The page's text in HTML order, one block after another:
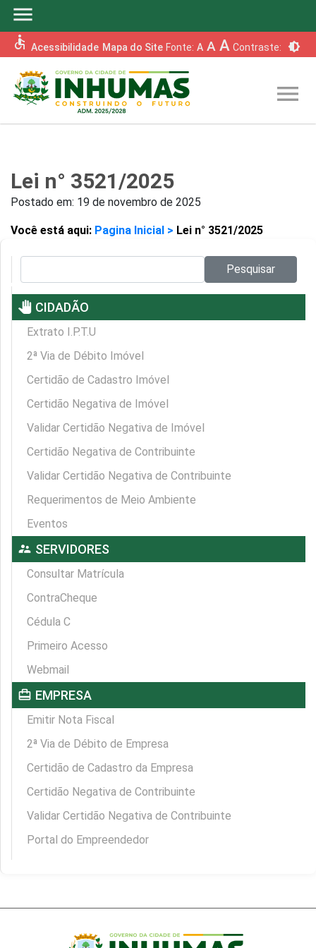
menu
accessible Acessibilidade Mapa do Site Fonte: A A A Contraste: brightness_6
menu
Lei n° 3521/2025
Postado em: 19 de novembro de 2025
Você está aqui: Pagina Inicial > Lei n° 3521/2025
Pesquisar
pan_tool CIDADÃO
Extrato I.P.T.U
2ª Via de Débito Imóvel
Certidão de Cadastro Imóvel
Certidão Negativa de Imóvel
Validar Certidão Negativa de Imóvel
Certidão Negativa de Contribuinte
Validar Certidão Negativa de Contribuinte
Requerimentos de Meio Ambiente
Eventos
supervisor_account SERVIDORES
Consultar Matrícula
ContraCheque
Cédula C
Primeiro Acesso
Webmail
card_travel EMPRESA
Emitir Nota Fiscal
2ª Via de Débito de Empresa
Certidão de Cadastro da Empresa
Certidão Negativa de Contribuinte
Validar Certidão Negativa de Contribuinte
Portal do Empreendedor